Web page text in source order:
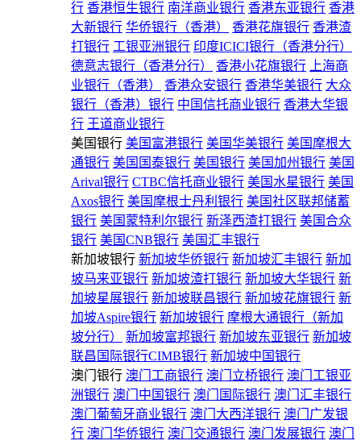
行 香港恒生银行 南洋商业银行 香港东亚银行 香港
大新银行 华侨银行（香港） 香港花旗银行 香港渣
打银行 工银亚洲银行 印度ICICI银行（香港分行）
德意志银行（香港分行）
香港小花旗银行
上海商
业银行（香港）
香港众安银行 香港华美银行 大众
银行（香港）银行 中国信托商业银行 香港大华银
行 王道商业银行
美国银行 美国富港银行 美国华美银行 美国摩根大
通银行 美国国泰银行 美国银行 美国加州银行 美国
Arival银行 CTBC信托商业银行 美国水星银行 美国
Axos银行 美国摩根士丹利银行 美国社区联邦储蓄
银行 美国蒙特利尔银行 新泽西渣打银行 美国合众
银行 美国CNB银行 美国汇丰银行
新加坡银行 新加坡华侨银行 新加坡汇丰银行 新加
坡马来亚银行 新加坡渣打银行 新加坡大华银行 新
加坡星展银行 新加坡联昌银行 新加坡花旗银行 新
加坡Aspire银行 新加坡银行 摩根大通银行（新加
坡分行）
新加坡富邦银行 新加坡东亚银行 新加坡
联昌国际银行CIMB银行 新加坡中国银行
澳门银行 澳门工商银行 澳门立桥银行 澳门工银亚
洲银行 澳门中国银行 澳门国际银行 澳门汇丰银行
澳门葡萄牙商业银行 澳门大西洋银行 澳门广发银
行 澳门华侨银行 澳门交通银行 澳门发展银行 澳门